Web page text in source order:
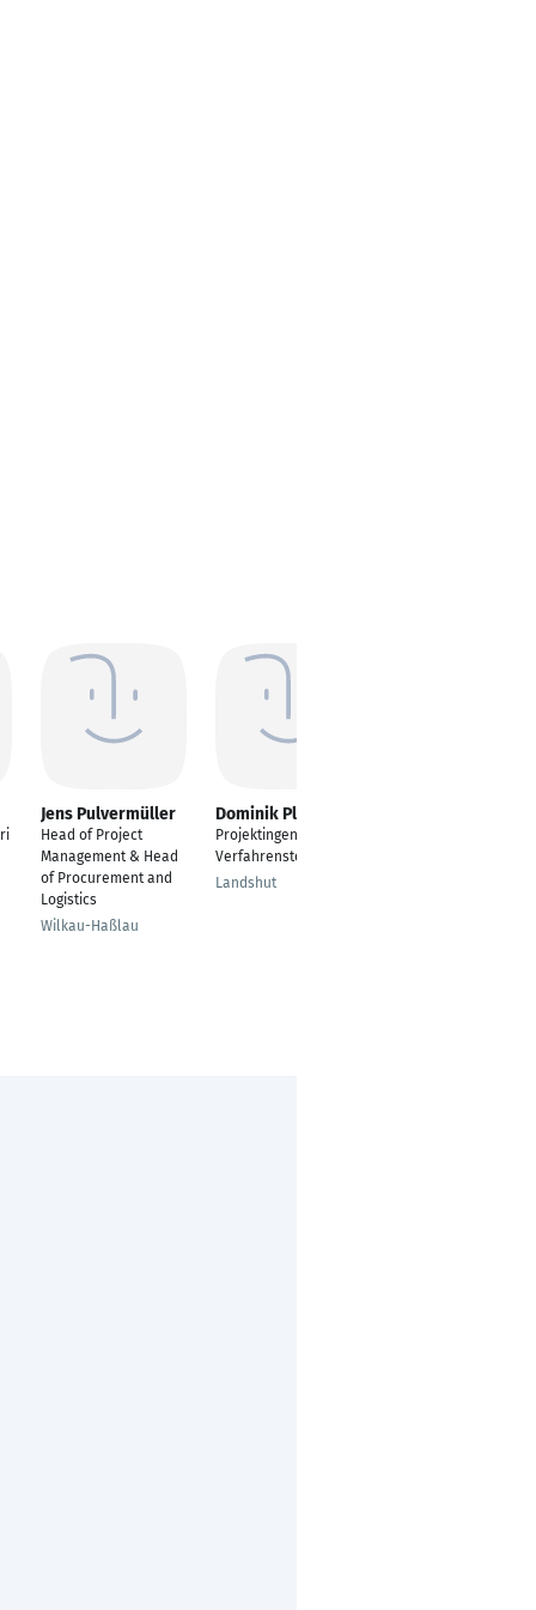
Jens Pulvermüller
Head of Project
Management & Head
of Procurement and
Logistics
Wilkau-Haßlau
Dominik Plößl
Projektingenieur für
Verfahrenstechnik
Landshut